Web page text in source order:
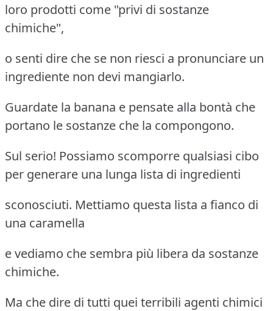
loro prodotti come "privi di sostanze
chimiche",
o senti dire che se non riesci a pronunciare un
ingrediente non devi mangiarlo.
Guardate la banana e pensate alla bontà che
portano le sostanze che la compongono.
Sul serio! Possiamo scomporre qualsiasi cibo
per generare una lunga lista di ingredienti
sconosciuti. Mettiamo questa lista a fianco di
una caramella
e vediamo che sembra più libera da sostanze
chimiche.
Ma che dire di tutti quei terribili agenti chimici